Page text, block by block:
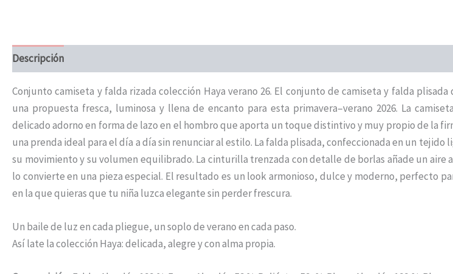
Descripción
Conjunto camiseta y falda rizada colección Haya verano 26. El conjunto de camiseta y falda plisada
una propuesta fresca, luminosa y llena de encanto para esta primavera–verano 2026. La
delicado adorno en forma de lazo en el hombro que aporta un toque distintivo y muy propio de la
una prenda ideal para el día a día sin renunciar al estilo. La falda plisada, confeccionada en un tejido
su movimiento y su volumen equilibrado. La cinturilla trenzada con detalle de borlas añade un aire
lo convierte en una pieza especial. El resultado es un look armonioso, dulce y moderno, perfecto
en la que quieras que tu niña luzca elegante sin perder frescura.
Un baile de luz en cada pliegue, un soplo de verano en cada paso.
Así late la colección Haya: delicada, alegre y con alma propia.